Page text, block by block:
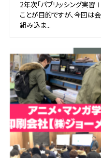
2年次「パブリッシング実習
ことが目的ですが、今回は
組み込ま...